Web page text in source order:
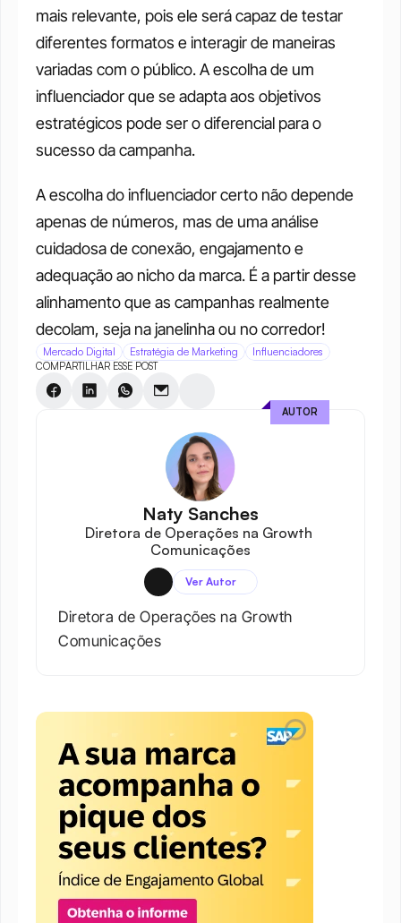
mais relevante, pois ele será capaz de testar
diferentes formatos e interagir de maneiras
variadas com o público. A escolha de um
influenciador que se adapta aos objetivos
estratégicos pode ser o diferencial para o
sucesso da campanha.
A escolha do influenciador certo não depende
apenas de números, mas de uma análise
cuidadosa de conexão, engajamento e
adequação ao nicho da marca. É a partir desse
alinhamento que as campanhas realmente
decolam, seja na janelinha ou no corredor!
Mercado Digital Estratégia de Marketing Influenciadores
COMPARTILHAR ESSE POST
Naty Sanches
Diretora de Operações na Growth
Comunicações
Ver Autor
Diretora de Operações na Growth
Comunicações
AUTOR